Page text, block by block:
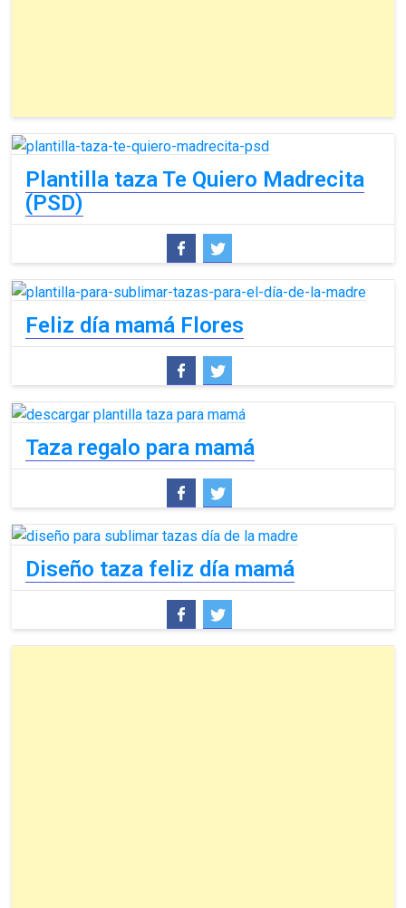
Plantilla taza Te Quiero Madrecita
(PSD)
Feliz día mamá Flores
Taza regalo para mamá
Diseño taza feliz día mamá